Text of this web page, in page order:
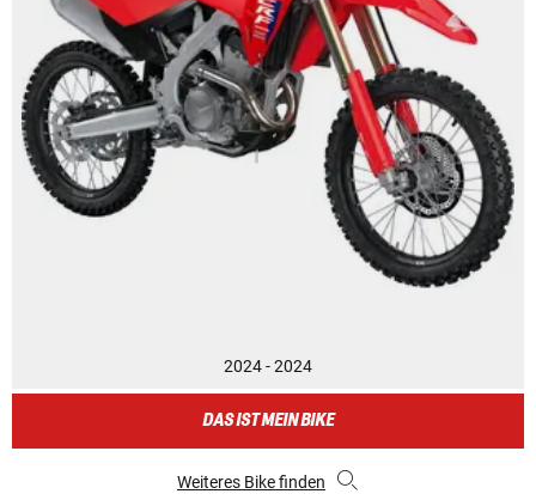
2024 - 2024
DAS IST MEIN BIKE
Weiteres Bike finden